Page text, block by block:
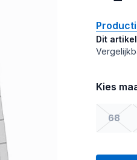
Dit
Kies
68